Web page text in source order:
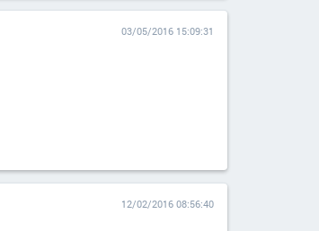
03/05/2016 15:09:31
12/02/2016 08:56:40